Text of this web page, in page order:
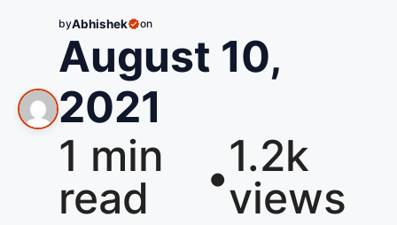
byAbhishek on
August 10,
2021
1 min
read
•1.2k
views